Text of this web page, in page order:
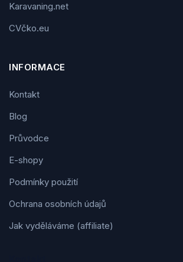
Karavaning.net
CVčko.eu
INFORMACE
Kontakt
Blog
Průvodce
E-shopy
Podmínky použití
Ochrana osobních údajů
Jak vyděláváme (affiliate)